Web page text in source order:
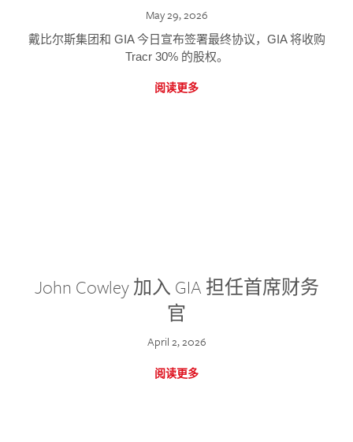
May 29, 2026
戴比尔斯集团和 GIA 今日宣布签署最终协议，GIA 将收购
Tracr 30% 的股权。
阅读更多
John Cowley 加入 GIA 担任首席财务
官
April 2, 2026
阅读更多